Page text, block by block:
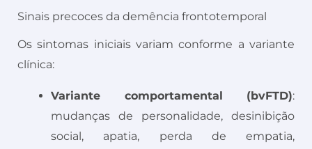
Sinais precoces da demência frontotemporal
Os sintomas iniciais variam conforme a variante
clínica:
Variante comportamental (bvFTD):
mudanças de personalidade, desinibição
social, apatia, perda de empatia,